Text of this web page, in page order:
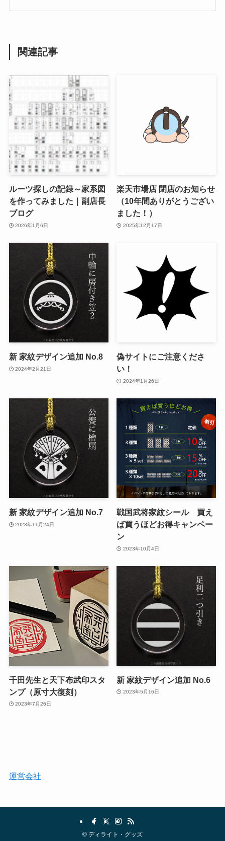
関連記事
ルーツ探しの記録～家系図
を作ってみました｜副店長
ブログ
2026年1月6日
楽天市場店 閉店のお知らせ
（10年間ありがとうござい
ました！）
2025年12月17日
新 家紋デザイン追加 No.8
2024年2月21日
偽サイトにご注意くださ
い！
2024年1月26日
新 家紋デザイン追加 No.7
2023年11月24日
戦国武将家紋シール 買え
ば買うほどお得キャンペー
ン
2023年10月4日
千田先生と天下布武印スタ
ンプ（原寸大復刻）
2023年7月26日
新 家紋デザイン追加 No.6
2023年5月16日
運営会社
© ディライト・グッズ